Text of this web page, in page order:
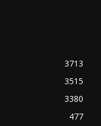
3713
3515
3380
477